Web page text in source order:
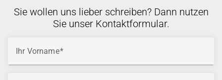
Sie wollen uns lieber schreiben? Dann nutzen
Sie unser Kontaktformular.
Ihr Vorname